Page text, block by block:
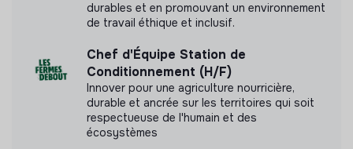
durables et en promouvant un environnement
de travail éthique et inclusif.
Chef d'Équipe Station de
Conditionnement (H/F)
Innover pour une agriculture nourricière,
durable et ancrée sur les territoires qui soit
respectueuse de l'humain et des
écosystèmes